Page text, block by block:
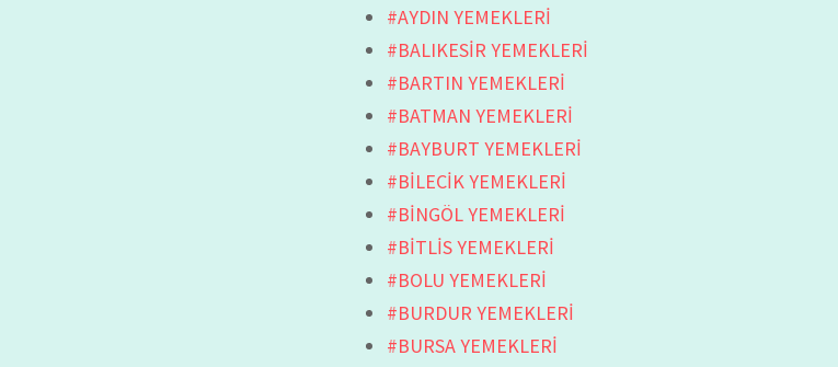
#AYDIN YEMEKLERİ
#BALIKESİR YEMEKLERİ
#BARTIN YEMEKLERİ
#BATMAN YEMEKLERİ
#BAYBURT YEMEKLERİ
#BİLECİK YEMEKLERİ
#BİNGÖL YEMEKLERİ
#BİTLİS YEMEKLERİ
#BOLU YEMEKLERİ
#BURDUR YEMEKLERİ
#BURSA YEMEKLERİ